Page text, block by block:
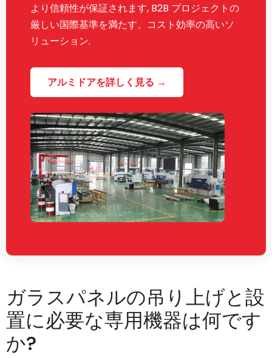
より信頼性が保証されます, B2B プロジェクトの
厳しい国際基準を満たす、コスト効率の高いソ
リューション.
アルミドアを詳しく見る →
ガラスパネルの吊り上げと設
置に必要な専用機器は何です
か?